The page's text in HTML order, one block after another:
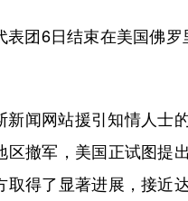
6日结束在美国佛罗
网站援引知情人士的
区撤军，美国正试图提
取得了显著进展，接近